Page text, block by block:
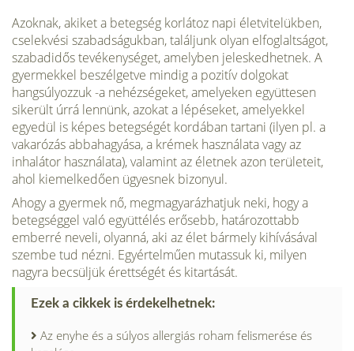
Azoknak, akiket a betegség korlátoz napi élet­vitelükben,
cselekvési szabadságukban, találjunk olyan elfoglaltságot,
szabadidős tevékenységet, amelyben jeleskedhetnek. A
gyermekkel beszél­getve mindig a pozitív dolgokat
hangsúlyozzuk -a nehézségeket, amelyeken együttesen
sikerült úrrá lennünk, azokat a lépéseket, amelyekkel
egyedül is képes betegségét kordában tartani (ilyen pl. a
vakarózás abbahagyása, a krémek használata vagy az
inhalátor használata), vala­mint az életnek azon területeit,
ahol kiemelke­dően ügyesnek bizonyul.
Ahogy a gyermek nő, megmagyarázhatjuk neki, hogy a
betegséggel va­ló együttélés erősebb, határozottabb
emberré ne­veli, olyanná, aki az élet bármely kihívásával
szembe tud nézni. Egyértelműen mutassuk ki, milyen
nagyra becsüljük érettségét és kitartását.
Ezek a cikkek is érdekelhetnek:
Az enyhe és a súlyos allergiás roham felismerése és